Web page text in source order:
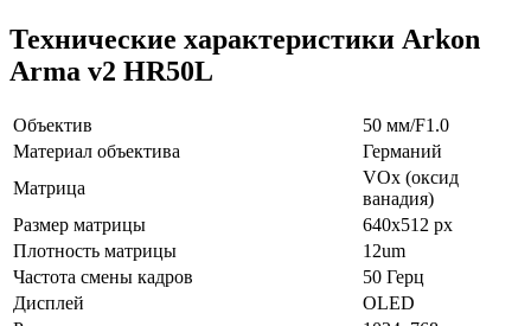
Технические характеристики Arkon
Arma v2 HR50L
Объектив
50 мм/F1.0
Материал объектива
Германий
Матрица
VOx (оксид
ванадия)
Размер матрицы
640x512 px
Плотность матрицы
12um
Частота смены кадров
50 Герц
Дисплей
OLED